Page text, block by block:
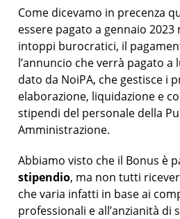
Come dicevamo in precenza
essere pagato a gennaio 2023
intoppi burocratici, il
l’annuncio che verrà pagato a
dato da NoiPA, che gestisce i
elaborazione, liquidazione e
stipendi del personale della
Amministrazione.
Abbiamo visto che il Bonus è
stipendio, ma non tutti
che varia infatti in base ai
professionali e all’anzianità di